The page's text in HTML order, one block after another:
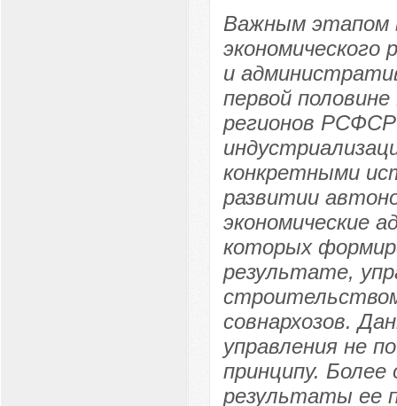
Важным этапом
экономического
и
первой
регионов РСФСР
конкретными
развитии
экономические
которых
результате,
совнархозов.
управления не
принципу.
результаты ее